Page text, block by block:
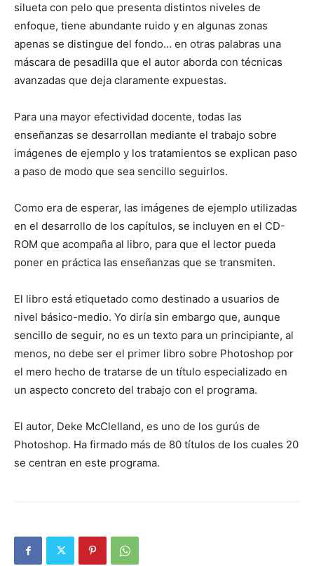
silueta con pelo que presenta distintos niveles de
enfoque, tiene abundante ruido y en algunas zonas
apenas se distingue del fondo… en otras palabras una
máscara de pesadilla que el autor aborda con técnicas
avanzadas que deja claramente expuestas.
Para una mayor efectividad docente, todas las
enseñanzas se desarrollan mediante el trabajo sobre
imágenes de ejemplo y los tratamientos se explican paso
a paso de modo que sea sencillo seguirlos.
Como era de esperar, las imágenes de ejemplo utilizadas
en el desarrollo de los capítulos, se incluyen en el CD-
ROM que acompaña al libro, para que el lector pueda
poner en práctica las enseñanzas que se transmiten.
El libro está etiquetado como destinado a usuarios de
nivel básico-medio. Yo diría sin embargo que, aunque
sencillo de seguir, no es un texto para un principiante, al
menos, no debe ser el primer libro sobre Photoshop por
el mero hecho de tratarse de un título especializado en
un aspecto concreto del trabajo con el programa.
El autor, Deke McClelland, es uno de los gurús de
Photoshop. Ha firmado más de 80 títulos de los cuales 20
se centran en este programa.